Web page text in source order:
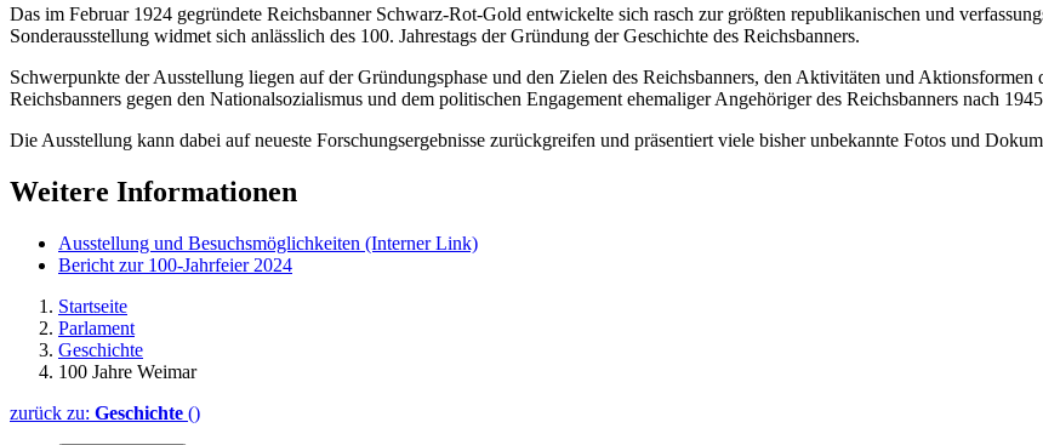
Das im Februar 1924 gegründete Reichsbanner Schwarz-Rot-Gold entwickelte sich rasch zur größten republikanischen und
Sonderausstellung widmet sich anlässlich des 100. Jahrestags der Gründung der Geschichte des Reichsbanners.
Schwerpunkte der Ausstellung liegen auf der Gründungsphase und den Zielen des Reichsbanners, den Aktivitäten und
Reichsbanners gegen den Nationalsozialismus und dem politischen Engagement ehemaliger Angehöriger des Reichsbanners nach
Die Ausstellung kann dabei auf neueste Forschungsergebnisse zurückgreifen und präsentiert viele bisher unbekannte Fotos und
Weitere Informationen
Ausstellung und Besuchsmöglichkeiten (Interner Link)
Bericht zur 100-Jahrfeier 2024
Startseite
Parlament
Geschichte
100 Jahre Weimar
zurück zu: Geschichte ()